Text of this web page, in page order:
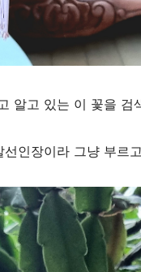
알고 있는 이 꽃을
인장이라 그냥 부르